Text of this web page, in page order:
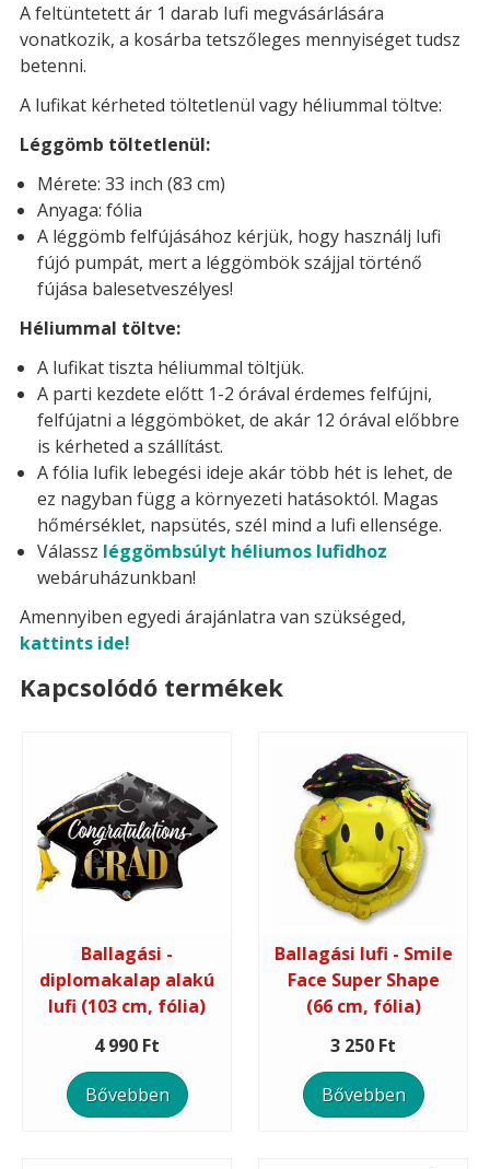
A feltüntetett ár 1 darab lufi megvásárlására
vonatkozik, a kosárba tetszőleges mennyiséget tudsz
betenni.
A lufikat kérheted töltetlenül vagy héliummal töltve:
Léggömb töltetlenül:
Mérete: 33 inch (83 cm)
Anyaga: fólia
A léggömb felfújásához kérjük, hogy használj lufi
fújó pumpát, mert a léggömbök szájjal történő
fújása balesetveszélyes!
Héliummal töltve:
A lufikat tiszta héliummal töltjük.
A parti kezdete előtt 1-2 órával érdemes felfújni,
felfújatni a léggömböket, de akár 12 órával előbbre
is kérheted a szállítást.
A fólia lufik lebegési ideje akár több hét is lehet, de
ez nagyban függ a környezeti hatásoktól. Magas
hőmérséklet, napsütés, szél mind a lufi ellensége.
Válassz léggömbsúlyt héliumos lufidhoz
webáruházunkban!
Amennyiben egyedi árajánlatra van szükséged,
kattints ide!
Kapcsolódó termékek
Ballagási -
diplomakalap alakú
lufi (103 cm, fólia)
4 990 Ft
Bővebben
Ballagási lufi - Smile
Face Super Shape
(66 cm, fólia)
3 250 Ft
Bővebben